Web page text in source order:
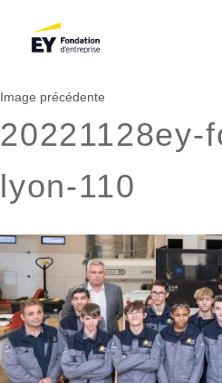
Image précédente
20221128ey-
lyon-110